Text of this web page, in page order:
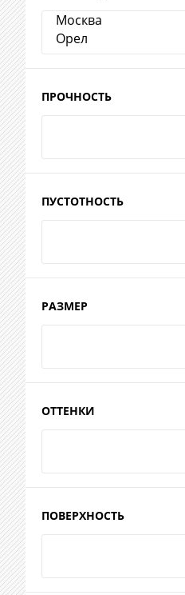
ПРОЧНОСТЬ
ПУСТОТНОСТЬ
РАЗМЕР
ОТТЕНКИ
ПОВЕРХНОСТЬ